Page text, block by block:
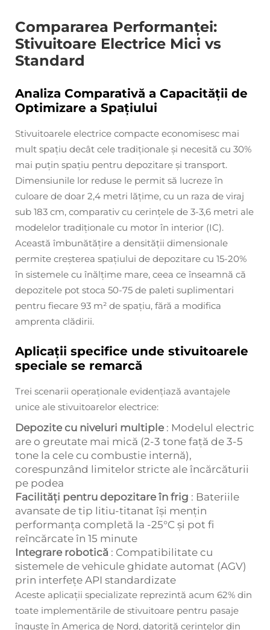
Compararea Performanței:
Stivuitoare Electrice Mici vs
Standard
Analiza Comparativă a Capacității de
Optimizare a Spațiului
Stivuitoarele electrice compacte economisesc mai
mult spațiu decât cele tradiționale și necesită cu 30%
mai puțin spațiu pentru depozitare și transport.
Dimensiunile lor reduse le permit să lucreze în
culoare de doar 2,4 metri lățime, cu un raza de viraj
sub 183 cm, comparativ cu cerințele de 3-3,6 metri ale
modelelor tradiționale cu motor în interior (IC).
Această îmbunătățire a densității dimensionale
permite creșterea spațiului de depozitare cu 15-20%
în sistemele cu înălțime mare, ceea ce înseamnă că
depozitele pot stoca 50-75 de paleti suplimentari
pentru fiecare 93 m² de spațiu, fără a modifica
amprenta clădirii.
Aplicații specifice unde stivuitoarele
speciale se remarcă
Trei scenarii operaționale evidențiază avantajele
unice ale stivuitoarelor electrice:
Depozite cu niveluri multiple : Modelul electric
are o greutate mai mică (2-3 tone față de 3-5
tone la cele cu combustie internă),
corespunzând limitelor stricte ale încărcăturii
pe podea
Facilități pentru depozitare în frig : Bateriile
avansate de tip litiu-titanat își mențin
performanța completă la -25°C și pot fi
reîncărcate în 15 minute
Integrare robotică : Compatibilitate cu
sistemele de vehicule ghidate automat (AGV)
prin interfețe API standardizate
Aceste aplicații specializate reprezintă acum 62% din
toate implementările de stivuitoare pentru pasaje
înguste în America de Nord, datorită cerințelor din